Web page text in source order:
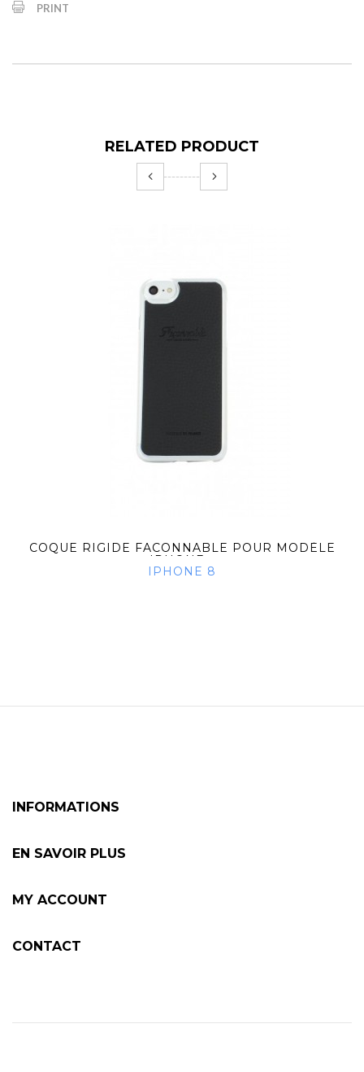
PRINT
RELATED PRODUCT
COQUE RIGIDE FACONNABLE POUR MODÈLE
IPHONE...
IPHONE 8
INFORMATIONS
EN SAVOIR PLUS
MY ACCOUNT
CONTACT